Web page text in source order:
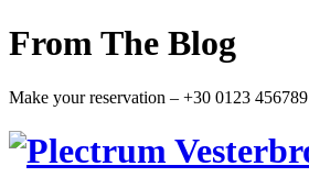
From The Blog
Make your reservation – +30 0123 456789